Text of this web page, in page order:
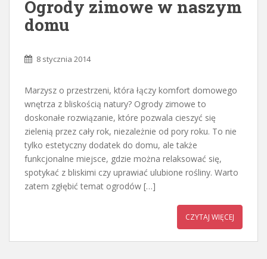
Ogrody zimowe w naszym
domu
8 stycznia 2014
Marzysz o przestrzeni, która łączy komfort domowego
wnętrza z bliskością natury? Ogrody zimowe to
doskonałe rozwiązanie, które pozwala cieszyć się
zielenią przez cały rok, niezależnie od pory roku. To nie
tylko estetyczny dodatek do domu, ale także
funkcjonalne miejsce, gdzie można relaksować się,
spotykać z bliskimi czy uprawiać ulubione rośliny. Warto
zatem zgłębić temat ogrodów […]
CZYTAJ WIĘCEJ